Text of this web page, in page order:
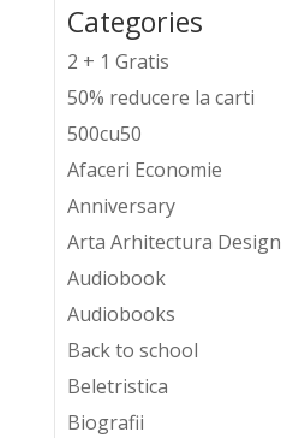
Categories
2 + 1 Gratis
50% reducere la carti
500cu50
Afaceri Economie
Anniversary
Arta Arhitectura Design
Audiobook
Audiobooks
Back to school
Beletristica
Biografii